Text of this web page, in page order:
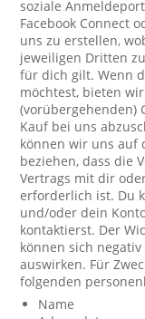
soziale
Facebook Connect
uns zu erstellen,
jeweiligen Dritten
für dich gilt. Wenn
möchtest, bieten
(vorübergehenden)
Kauf bei uns
können wir uns auf
beziehen, dass die
Vertrags mit dir
erforderlich ist. Du
und/oder dein
kontaktierst. Der
können sich
auswirken. Für
folgenden
Name